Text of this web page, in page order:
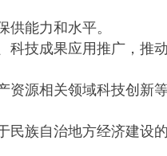
能力和水平。
技成果应用推广，推动
源相关领域科技创新
族自治地方经济建设